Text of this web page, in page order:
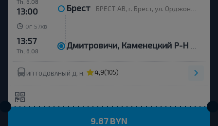
Th, 6.08
13:00 Брест БРЕСТ АВ, г. Брест, ул. Орджоникидзе, 12, Беларусь
0г 57 хв
Th, 6.08
13:57
ИП ГОДОВАНЫЙ Д. Н. 4,9(105)
9.87 BYN